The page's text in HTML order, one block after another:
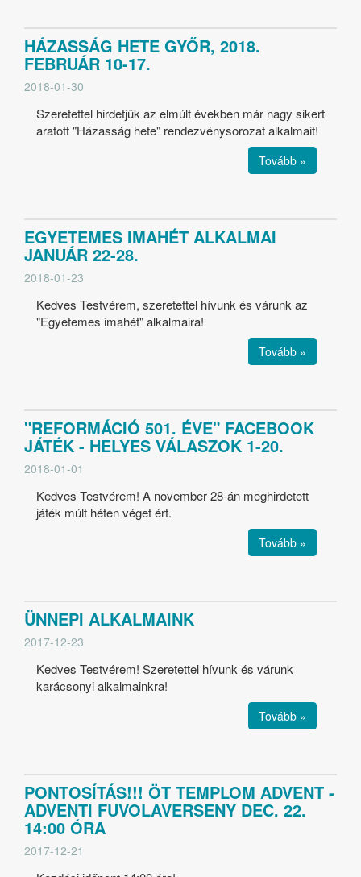
HÁZASSÁG HETE GYŐR, 2018.
FEBRUÁR 10-17.
2018-01-30
Szeretettel hirdetjük az elmúlt években már nagy sikert
aratott "Házasság hete" rendezvénysorozat alkalmait!
Tovább »
EGYETEMES IMAHÉT ALKALMAI
JANUÁR 22-28.
2018-01-23
Kedves Testvérem, szeretettel hívunk és várunk az
"Egyetemes imahét" alkalmaira!
Tovább »
"REFORMÁCIÓ 501. ÉVE" FACEBOOK
JÁTÉK - HELYES VÁLASZOK 1-20.
2018-01-01
Kedves Testvérem! A november 28-án meghirdetett
játék múlt héten véget ért.
Tovább »
ÜNNEPI ALKALMAINK
2017-12-23
Kedves Testvérem! Szeretettel hívunk és várunk
karácsonyi alkalmainkra!
Tovább »
PONTOSÍTÁS!!! ÖT TEMPLOM ADVENT -
ADVENTI FUVOLAVERSENY DEC. 22.
14:00 ÓRA
2017-12-21